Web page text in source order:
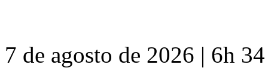
7 de agosto de 2026 | 6h